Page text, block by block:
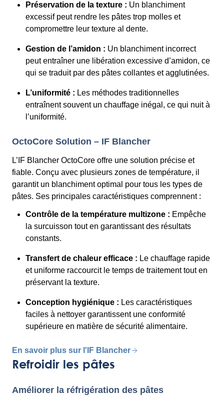
Préservation de la texture : Un blanchiment
excessif peut rendre les pâtes trop molles et
compromettre leur texture al dente.
Gestion de l’amidon : Un blanchiment incorrect
peut entraîner une libération excessive d’amidon, ce
qui se traduit par des pâtes collantes et agglutinées.
L’uniformité : Les méthodes traditionnelles
entraînent souvent un chauffage inégal, ce qui nuit à
l’uniformité.
OctoCore Solution – IF Blancher
L’IF Blancher OctoCore offre une solution précise et
fiable. Conçu avec plusieurs zones de température, il
garantit un blanchiment optimal pour tous les types de
pâtes. Ses principales caractéristiques comprennent :
Contrôle de la température multizone : Empêche
la surcuisson tout en garantissant des résultats
constants.
Transfert de chaleur efficace : Le chauffage rapide
et uniforme raccourcit le temps de traitement tout en
préservant la texture.
Conception hygiénique : Les caractéristiques
faciles à nettoyer garantissent une conformité
supérieure en matière de sécurité alimentaire.
En savoir plus sur l'IF Blancher
Refroidir les pâtes
Améliorer la réfrigération des pâtes